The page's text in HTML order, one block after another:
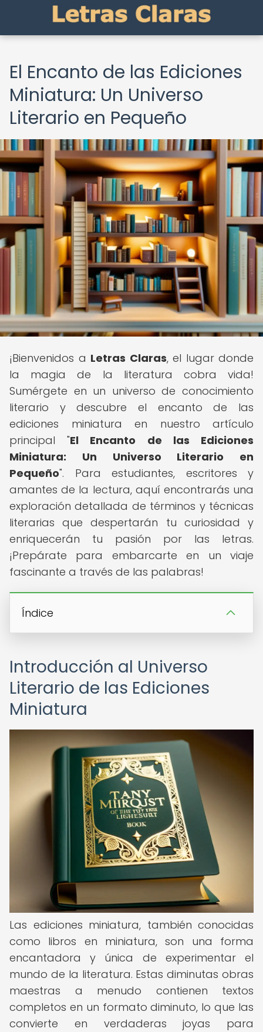
El Encanto de las Ediciones
Miniatura: Un Universo
Literario en Pequeño
¡Bienvenidos a Letras Claras, el lugar donde
la magia de la literatura cobra vida!
Sumérgete en un universo de conocimiento
literario y descubre el encanto de las
ediciones miniatura en nuestro artículo
principal "El Encanto de las Ediciones
Miniatura: Un Universo Literario en
Pequeño". Para estudiantes, escritores y
amantes de la lectura, aquí encontrarás una
exploración detallada de términos y técnicas
literarias que despertarán tu curiosidad y
enriquecerán tu pasión por las letras.
¡Prepárate para embarcarte en un viaje
fascinante a través de las palabras!
Índice
Introducción al Universo
Literario de las Ediciones
Miniatura
Las ediciones miniatura, también conocidas
como libros en miniatura, son una forma
encantadora y única de experimentar el
mundo de la literatura. Estas diminutas obras
maestras a menudo contienen textos
completos en un formato diminuto, lo que las
convierte en verdaderas joyas para